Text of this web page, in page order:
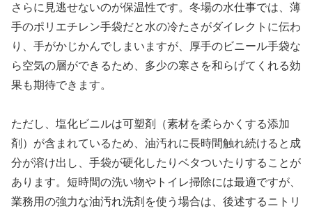
さらに見逃せないのが保温性です。冬場の水仕事では、薄
手のポリエチレン手袋だと水の冷たさがダイレクトに伝わ
り、手がかじかんでしまいますが、厚手のビニール手袋な
ら空気の層ができるため、多少の寒さを和らげてくれる効
果も期待できます。
ただし、塩化ビニルは可塑剤（素材を柔らかくする添加
剤）が含まれているため、油汚れに長時間触れ続けると成
分が溶け出し、手袋が硬化したりベタついたりすることが
あります。短時間の洗い物やトイレ掃除には最適ですが、
業務用の強力な油汚れ洗剤を使う場合は、後述するニトリ